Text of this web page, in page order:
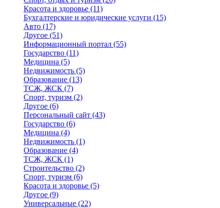
Красота и здоровье (11)
Бухгалтерские и юридические услуги (15)
Авто (17)
Другое (51)
Информационный портал (55)
Государство (11)
Медицина (5)
Недвижимость (5)
Образование (13)
ТСЖ, ЖСК (7)
Спорт, туризм (2)
Другое (6)
Персональный сайт (43)
Государство (6)
Медицина (4)
Недвижимость (1)
Образование (4)
ТСЖ, ЖСК (1)
Строительство (2)
Спорт, туризм (6)
Красота и здоровье (5)
Другое (9)
Универсальные (22)